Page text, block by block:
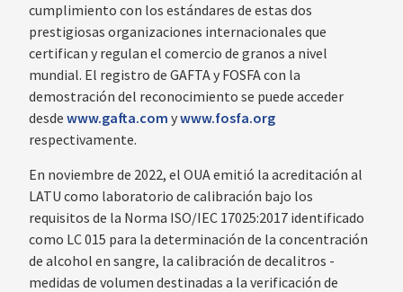
cumplimiento con los estándares de estas dos
prestigiosas organizaciones internacionales que
certifican y regulan el comercio de granos a nivel
mundial. El registro de GAFTA y FOSFA con la
demostración del reconocimiento se puede acceder
desde www.gafta.com ywww.fosfa.org
respectivamente.
En noviembre de 2022, el OUA emitió la acreditación al
LATU como laboratorio de calibración bajo los
requisitos de la Norma ISO/IEC 17025:2017 identificado
como LC 015 para la determinación de la concentración
de alcohol en sangre, la calibración de decalitros -
medidas de volumen destinadas a la verificación de